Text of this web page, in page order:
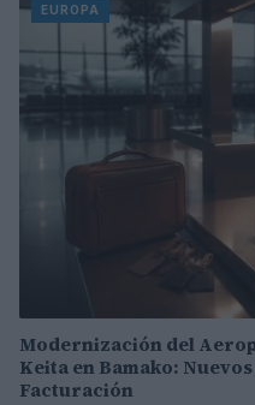
EUROPA
Modernización del
Keita en Bamako:
Facturación